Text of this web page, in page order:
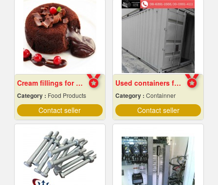
Cream fillings for bread
Category : Food Products
Contact seller
Used containers for sale, cheap price
Category : Containner
Contact seller